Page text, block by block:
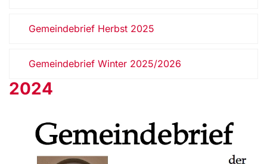
Gemeindebrief Herbst 2025
Gemeindebrief Winter 2025/2026
2024